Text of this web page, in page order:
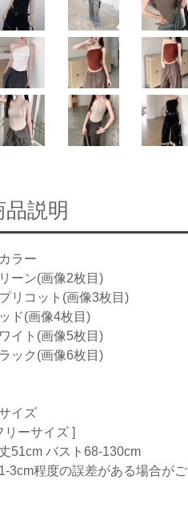
説明
ラー
ーン(画像2枚目)
リコット(画像3枚目)
ド(画像4枚目)
イト(画像5枚目)
ック(画像6枚目)
イズ
リーサイズ ]
51cm バスト68-130cm
3cm程度の誤差がある場合が